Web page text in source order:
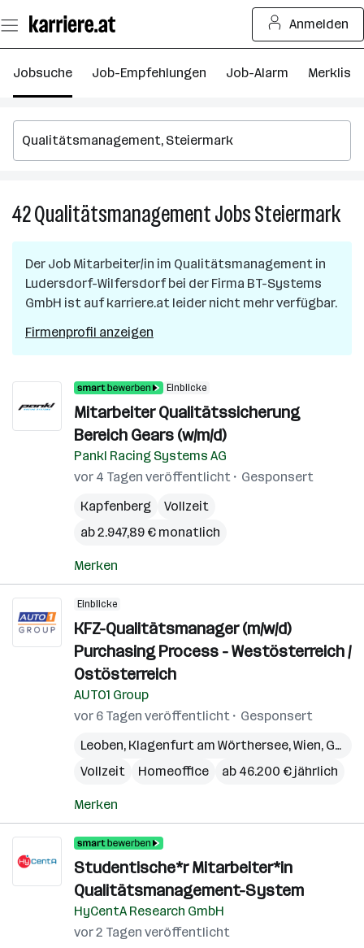
Seiteninhalt
springen
Anmelden
Jobsuche Job-Empfehlungen Job-Alarm Merkliste
42QualitätsmanagementJobsSteiermark42
Der Job Mitarbeiter/in im Qualitätsmanagement in
Ludersdorf-Wilfersdorfbei der Firma BT-Systems
GmbH ist auf karriere.at leider nicht mehr verfügbar.
Firmenprofil anzeigen
Einblicke
Mitarbeiter Qualitätssicherung
Bereich Gears (w/m/d)
Pankl Racing Systems AG
vor 4 Tagen veröffentlicht
Gesponsert
Kapfenberg
Vollzeit
ab 2.947,89 € monatlich
Merken
Einblicke
KFZ-Qualitätsmanager (m/w/d)
Purchasing Process - Westösterreich /
Ostösterreich
AUTO1 Group
vor 6 Tagen veröffentlicht
Gesponsert
Leoben, Klagenfurt am Wörthersee,Wien, Graz
Vollzeit
Homeoffice ab 46.200 € jährlich
Merken
Studentische*r Mitarbeiter*in
Qualitätsmanagement-System
HyCentA Research GmbH
vor 2 Tagen veröffentlicht